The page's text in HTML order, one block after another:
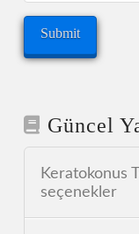
Güncel
Keratokonus
seçenekler